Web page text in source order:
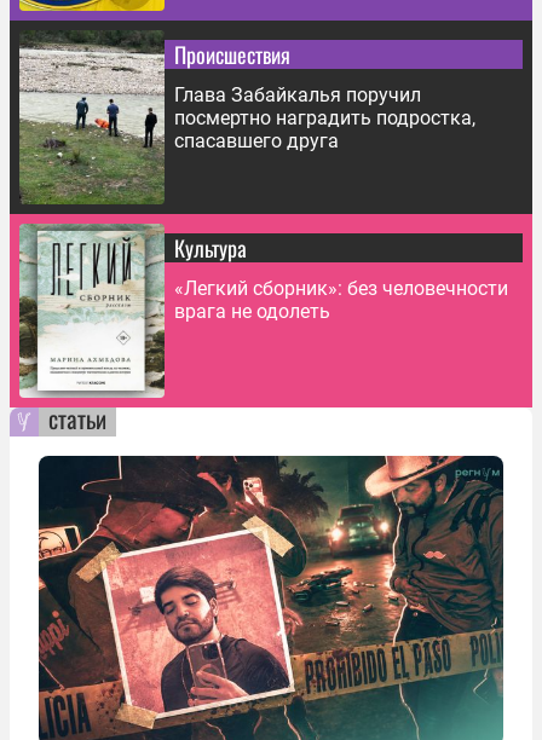
Происшествия
Глава Забайкалья поручил
посмертно наградить подростка,
спасавшего друга
Культура
«Легкий сборник»: без человечности
врага не одолеть
статьи